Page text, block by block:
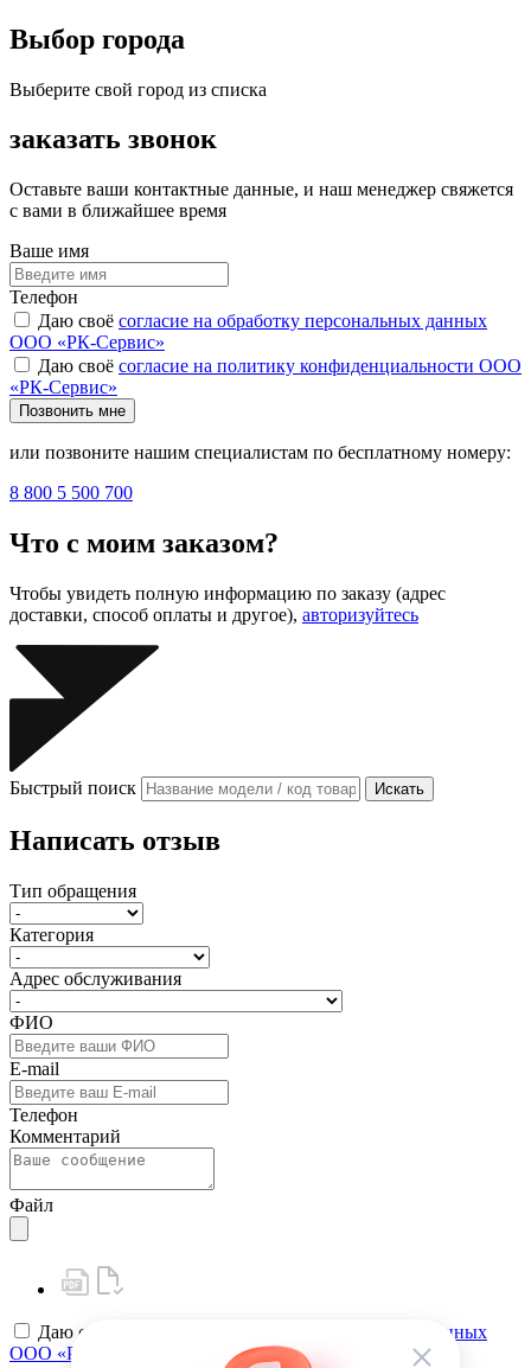
Выбор города
Выберите свой город из списка
заказать звонок
Оставьте ваши контактные данные, и наш менеджер свяжется
с вами в ближайшее время
Ваше имя
Телефон
Даю своё согласие на обработку персональных данных
ООО «РК-Сервис»
Даю своё согласие на политику конфиденциальности ООО
«РК-Сервис»
Позвонить мне
или позвоните нашим специалистам по бесплатному номеру:
8 800 5 500 700
Что с моим заказом?
Чтобы увидеть полную информацию по заказу (адрес
доставки, способ оплаты и другое), авторизуйтесь
Быстрый поиск Искать
Написать отзыв
Тип обращения
Категория
Адрес обслуживания
ФИО
E-mail
Телефон
Комментарий
Файл
Даю своё
согласие на обработку персональных данных
ООО «РК-Сервис»